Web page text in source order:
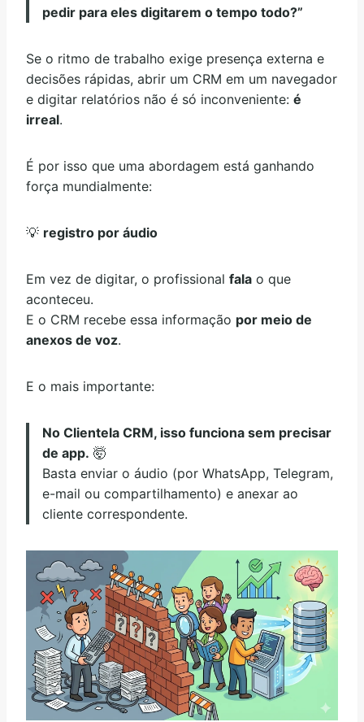
pedir para eles digitarem o tempo todo?”
Se o ritmo de trabalho exige presença externa e
decisões rápidas, abrir um CRM em um navegador
e digitar relatórios não é só inconveniente: é
irreal.
É por isso que uma abordagem está ganhando
força mundialmente:
💡 registro por áudio
Em vez de digitar, o profissional fala o que
aconteceu.
E o CRM recebe essa informação por meio de
anexos de voz.
E o mais importante:
No Clientela CRM, isso funciona sem precisar
de app. 🤯
Basta enviar o áudio (por WhatsApp, Telegram,
e-mail ou compartilhamento) e anexar ao
cliente correspondente.